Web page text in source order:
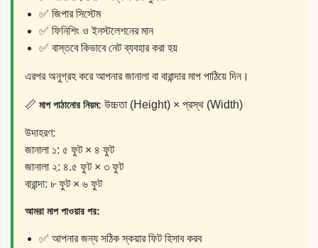
✅ জিপার সিস্টেম
✅ ফিনিশিং ও ইনস্টলেশনের মান
✅ বাস্তবে কিভাবে নেট ব্যবহার করা হয়
এরপর অনুগ্রহ করে আপনার জানালা বা বারান্দার মাপ পাঠিয়ে দিন।
📏 মাপ পাঠানোর নিয়ম: উচ্চতা (Height) × প্রস্থ (Width)
উদাহরণ:
জানালা ১: ৫ ফুট × ৪ ফুট
জানালা ২: ৪.৫ ফুট × ৩ ফুট
বারান্দা: ৮ ফুট × ৬ ফুট
আমরা মাপ পাওয়ার পর:
✅ আপনার জন্য সঠিক স্কয়ার ফিট হিসাব করব